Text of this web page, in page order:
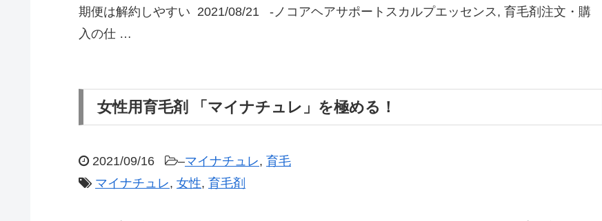
期便は解約しやすい 2021/08/21 -ノコアヘアサポートスカルプエッセンス, 育毛剤注文・購
入の仕 …
女性用育毛剤 「マイナチュレ」を極める！
2021/09/16 –マイナチュレ, 育毛
マイナチュレ, 女性, 育毛剤